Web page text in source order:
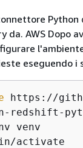
Python
da. AWS Dopo
eseguendo i
https://
redshift-
venv
activate